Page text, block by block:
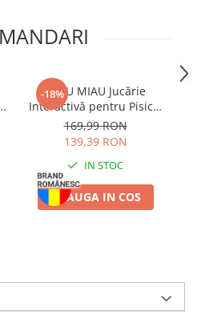
-18%
MIAU MIAU Jucărie
Interactivă pentru Pisică,
Crazy Toy
169,99 RON
139,39 RON
IN STOC
ADAUGA IN COS